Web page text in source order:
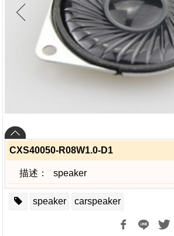
CXS40050-R08W1.0-D1
描述： speaker
speaker carspeaker